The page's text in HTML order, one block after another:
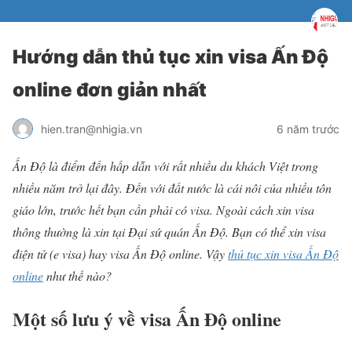
Hướng dẫn thủ tục xin visa Ấn Độ
online đơn giản nhất
hien.tran@nhigia.vn 6 năm trước
Ấn Độ là điểm đến hấp dẫn với rất nhiều du khách Việt trong
nhiều năm trở lại đây. Đến với đất nước là cái nôi của nhiều tôn
giáo lớn, trước hết bạn cần phải có visa. Ngoài cách xin visa
thông thường là xin tại Đại sứ quán Ấn Độ. Bạn có thể xin visa
điện tử (e visa) hay visa Ấn Độ online. Vậythủ tục xin visa Ấn Độ
onlinenhư thế nào?
Một số lưu ý về visa Ấn Độ online